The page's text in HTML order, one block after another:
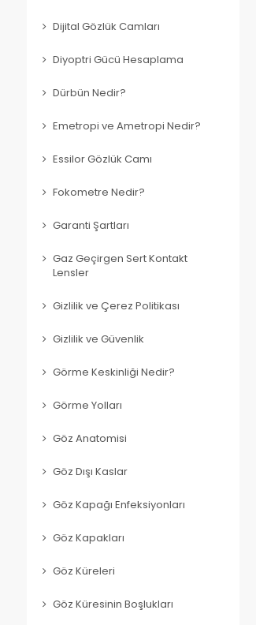
Dijital Gözlük Camları
Diyoptri Gücü Hesaplama
Dürbün Nedir?
Emetropi ve Ametropi Nedir?
Essilor Gözlük Camı
Fokometre Nedir?
Garanti Şartları
Gaz Geçirgen Sert Kontakt
Lensler
Gizlilik ve Çerez Politikası
Gizlilik ve Güvenlik
Görme Keskinliği Nedir?
Görme Yolları
Göz Anatomisi
Göz Dışı Kaslar
Göz Kapağı Enfeksiyonları
Göz Kapakları
Göz Küreleri
Göz Küresinin Boşlukları